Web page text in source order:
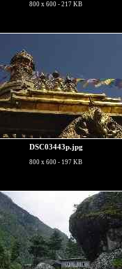
800 x 600 - 217 KB
DSC03443p.jpg
800 x 600 - 197 KB